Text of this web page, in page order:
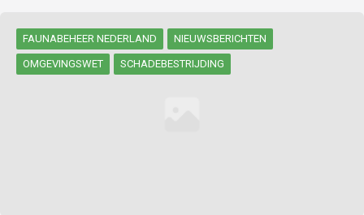
FAUNABEHEER NEDERLAND NIEUWSBERICHTEN
OMGEVINGSWET SCHADEBESTRIJDING